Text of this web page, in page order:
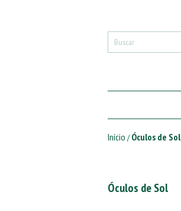
Início / Óculos de Sol
Óculos de Sol